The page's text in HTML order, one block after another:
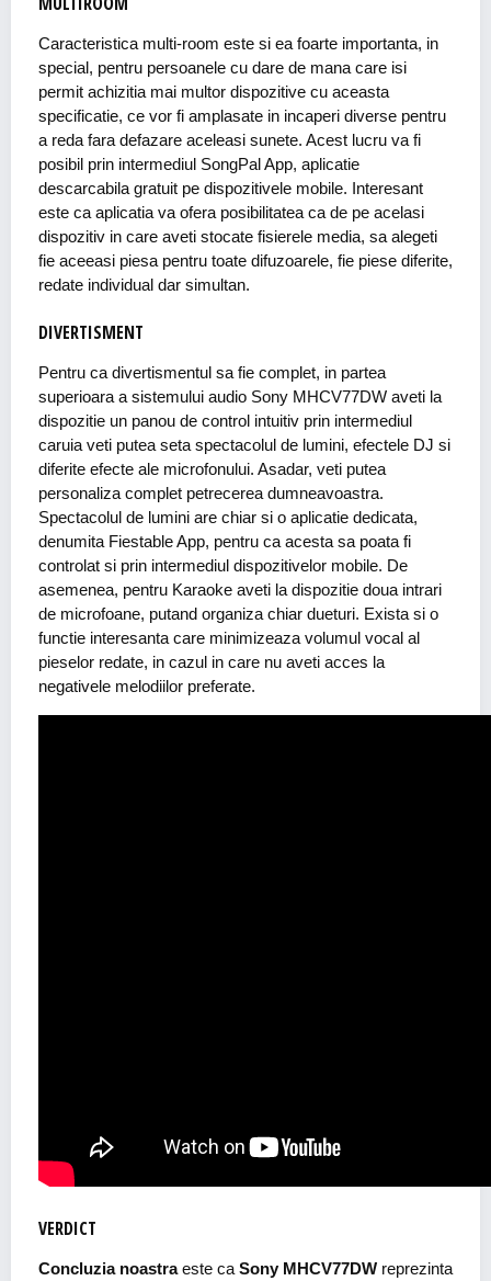
Caracteristica multi-room este si ea foarte importanta, in
special, pentru persoanele cu dare de mana care isi
permit achizitia mai multor dispozitive cu aceasta
specificatie, ce vor fi amplasate in incaperi diverse pentru
a reda fara defazare aceleasi sunete. Acest lucru va fi
posibil prin intermediul SongPal App, aplicatie
descarcabila gratuit pe dispozitivele mobile. Interesant
este ca aplicatia va ofera posibilitatea ca de pe acelasi
dispozitiv in care aveti stocate fisierele media, sa alegeti
fie aceeasi piesa pentru toate difuzoarele, fie piese diferite,
redate individual dar simultan.
DIVERTISMENT
Pentru ca divertismentul sa fie complet, in partea
superioara a sistemului audio Sony MHCV77DW aveti la
dispozitie un panou de control intuitiv prin intermediul
caruia veti putea seta spectacolul de lumini, efectele DJ si
diferite efecte ale microfonului. Asadar, veti putea
personaliza complet petrecerea dumneavoastra.
Spectacolul de lumini are chiar si o aplicatie dedicata,
denumita Fiestable App, pentru ca acesta sa poata fi
controlat si prin intermediul dispozitivelor mobile. De
asemenea, pentru Karaoke aveti la dispozitie doua intrari
de microfoane, putand organiza chiar dueturi. Exista si o
functie interesanta care minimizeaza volumul vocal al
pieselor redate, in cazul in care nu aveti acces la
negativele melodiilor preferate.
VERDICT
Concluzia noastraeste ca Sony MHCV77DW reprezinta